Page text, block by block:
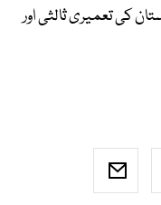
کی تعمیری ثالثی اور